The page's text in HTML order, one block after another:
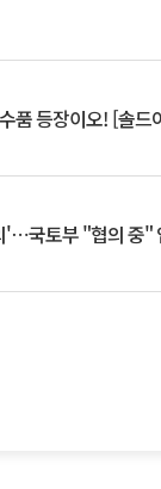
품 등장이오! [솔드
'⋯국토부 "협의 중"